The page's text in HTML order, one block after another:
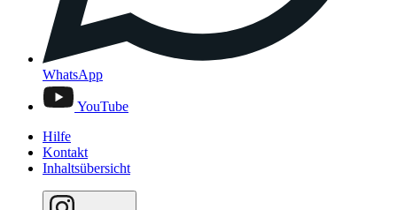
WhatsApp
YouTube
Hilfe
Kontakt
Inhaltsübersicht